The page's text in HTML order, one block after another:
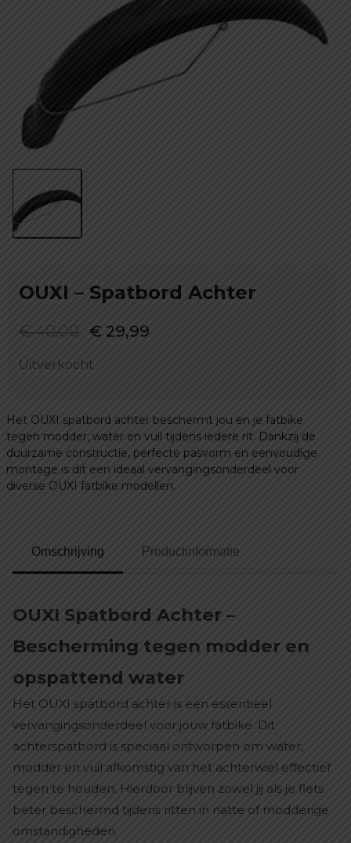
OUXI – Spatbord Achter
€40,00 Oorspronkelijke
€ 29,99
Uitverkocht
Het OUXI spatbord achter beschermt jou en je fatbike
tegen modder, water en vuil tijdens iedere rit. Dankzij de
duurzame constructie, perfecte pasvorm en eenvoudige
montage is dit een ideaal vervangingsonderdeel voor
diverse OUXI fatbike modellen.
Omschrijving Productinformatie
OUXI Spatbord Achter –
Bescherming tegen modder en
opspattend water
Het OUXI spatbord achter is een essentieel
vervangingsonderdeel voor jouw fatbike. Dit
achterspatbord is speciaal ontworpen om water,
modder en vuil afkomstig van het achterwiel effectief
tegen te houden. Hierdoor blijven zowel jij als je fiets
beter beschermd tijdens ritten in natte of modderige
omstandigheden.